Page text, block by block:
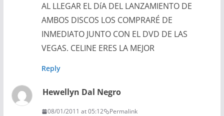
AL LLEGAR EL DíA DEL LANZAMIENTO DE
AMBOS DISCOS LOS COMPRARÉ DE
INMEDIATO JUNTO CON EL DVD DE LAS
VEGAS. CELINE ERES LA MEJOR
Reply
Hewellyn Dal Negro
08/01/2011 at 05:12 Permalink